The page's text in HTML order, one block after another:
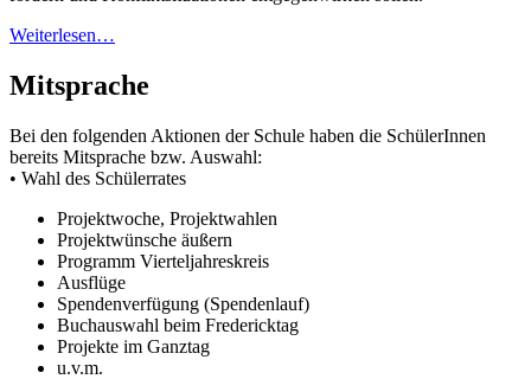
Weiterlesen…
Mitsprache
Bei den folgenden Aktionen der Schule haben die SchülerInnen
bereits Mitsprache bzw. Auswahl:
• Wahl des Schülerrates
Projektwoche, Projektwahlen
Projektwünsche äußern
Programm Vierteljahreskreis
Ausflüge
Spendenverfügung (Spendenlauf)
Buchauswahl beim Fredericktag
Projekte im Ganztag
u.v.m.